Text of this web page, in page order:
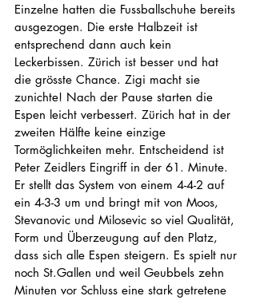
Einzelne hatten die Fussballschuhe bereits
ausgezogen. Die erste Halbzeit ist
entsprechend dann auch kein
Leckerbissen. Zürich ist besser und hat
die grösste Chance. Zigi macht sie
zunichte! Nach der Pause starten die
Espen leicht verbessert. Zürich hat in der
zweiten Hälfte keine einzige
Tormöglichkeiten mehr. Entscheidend ist
Peter Zeidlers Eingriff in der 61. Minute.
Er stellt das System von einem 4-4-2 auf
ein 4-3-3 um und bringt mit von Moos,
Stevanovic und Milosevic so viel Qualität,
Form und Überzeugung auf den Platz,
dass sich alle Espen steigern. Es spielt nur
noch St.Gallen und weil Geubbels zehn
Minuten vor Schluss eine stark getretene